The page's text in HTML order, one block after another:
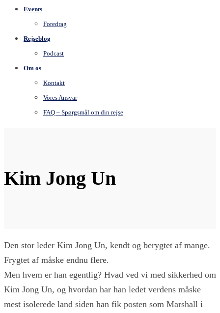
Events
Foredrag
Rejseblog
Podcast
Om os
Kontakt
Vores Ansvar
FAQ – Spørgsmål om din rejse
Kim Jong Un
Den stor leder Kim Jong Un, kendt og berygtet af mange.
Frygtet af måske endnu flere.
Men hvem er han egentlig? Hvad ved vi med sikkerhed om
Kim Jong Un, og hvordan har han ledet verdens måske
mest isolerede land siden han fik posten som Marshall i